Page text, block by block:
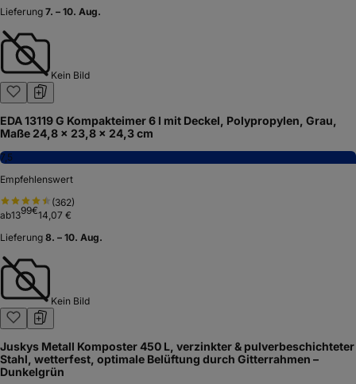
Lieferung 7. – 10. Aug.
Kein Bild
EDA 13119 G Kompakteimer 6 l mit Deckel, Polypropylen, Grau,
Maße 24,8 x 23,8 x 24,3 cm
7,5
Empfehlenswert
(362)
ab1399€14,07 €
Lieferung 8. – 10. Aug.
Kein Bild
Juskys Metall Komposter 450 L, verzinkter & pulverbeschichteter
Stahl, wetterfest, optimale Belüftung durch Gitterrahmen –
Dunkelgrün